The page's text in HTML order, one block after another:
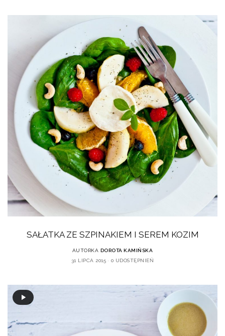
SAŁATKA ZE SZPINAKIEM I SEREM KOZIM
AUTORKA DOROTA KAMIŃSKA
31 LIPCA 2015
0 UDOSTĘPNIEŃ